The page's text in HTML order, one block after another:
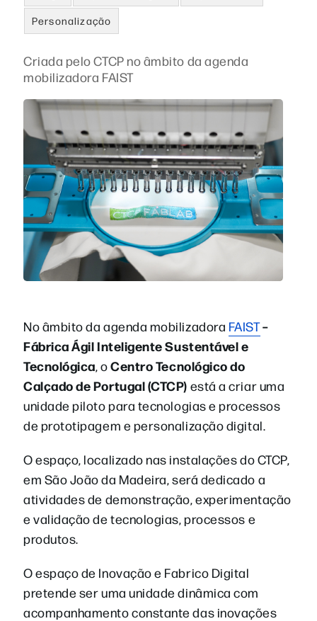
Personalização
Criada pelo CTCP no âmbito da agenda
mobilizadora FAIST
No âmbito da agenda mobilizadora FAIST–
Fábrica Ágil Inteligente Sustentável e
Tecnológica, oCentro Tecnológico do
Calçado de Portugal (CTCP) está a criar uma
unidade piloto para tecnologias e processos
de prototipagem e personalização digital.
O espaço, localizado nas instalações do CTCP,
em São João da Madeira, será dedicado a
atividades de demonstração, experimentação
e validação de tecnologias, processos e
produtos.
O espaço de Inovação e Fabrico Digital
pretende ser uma unidade dinâmica com
acompanhamento constante das inovações